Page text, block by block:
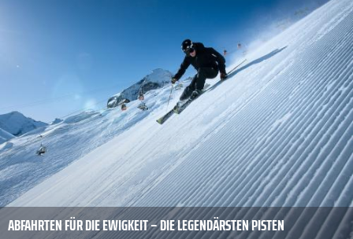
ABFAHRTEN FÜR DIE EWIGKEIT – DIE LEGENDÄRSTEN PISTEN